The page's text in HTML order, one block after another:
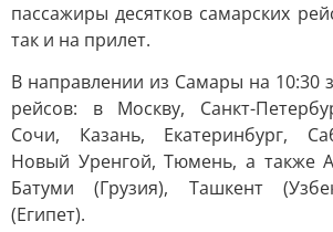
пассажиры десятков самарских
так и на прилет.
В направлении из Самары на 10:30
рейсов: в Москву, Санкт-
Сочи, Казань, Екатеринбург,
Новый Уренгой, Тюмень, а также
Батуми (Грузия), Ташкент
(Египет).